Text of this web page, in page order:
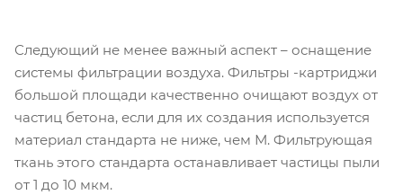
Следующий не менее важный аспект – оснащение
системы фильтрации воздуха. Фильтры -картриджи
большой площади качественно очищают воздух от
частиц бетона, если для их создания используется
материал стандарта не ниже, чем М. Фильтрующая
ткань этого стандарта останавливает частицы пыли
от 1 до 10 мкм.